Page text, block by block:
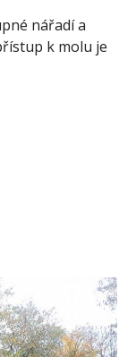
nářadí a
k molu je